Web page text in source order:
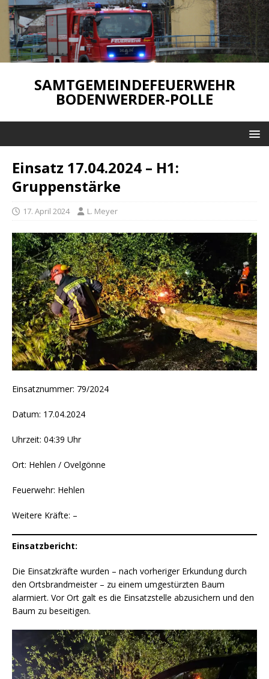
SAMTGEMEINDEFEUERWEHR
BODENWERDER-POLLE
Einsatz 17.04.2024 – H1:
Gruppenstärke
17. April 2024 L. Meyer
Einsatznummer: 79/2024
Datum: 17.04.2024
Uhrzeit: 04:39 Uhr
Ort: Hehlen / Ovelgönne
Feuerwehr: Hehlen
Weitere Kräfte: –
Einsatzbericht:
Die Einsatzkräfte wurden – nach vorheriger Erkundung durch
den Ortsbrandmeister – zu einem umgestürzten Baum
alarmiert. Vor Ort galt es die Einsatzstelle abzusichern und den
Baum zu beseitigen.